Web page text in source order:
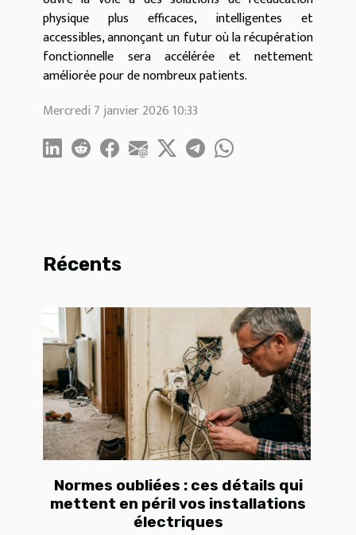
physique plus efficaces, intelligentes et
accessibles, annonçant un futur où la récupération
fonctionnelle sera accélérée et nettement
améliorée pour de nombreux patients.
Mercredi 7 janvier 2026 10:33
Récents
Normes oubliées : ces détails qui
mettent en péril vos installations
électriques